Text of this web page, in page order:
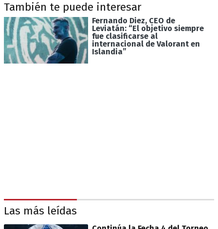
También te puede interesar
Fernando Diez, CEO de
Leviatán: “El objetivo siempre
fue clasificarse al
internacional de Valorant en
Islandia”
Las más leídas